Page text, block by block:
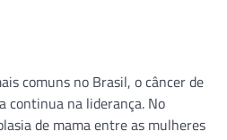
comuns no Brasil, o câncer de
continua na liderança. No
de mama entre as mulheres